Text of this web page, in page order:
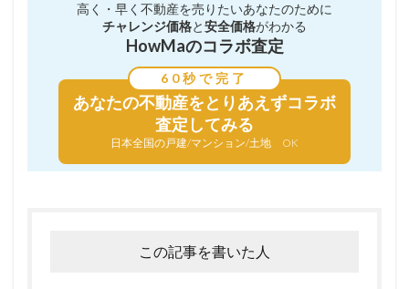
高く・早く不動産を売りたいあなたのために
チャレンジ価格と安全価格がわかる
HowMaのコラボ査定
60秒で完了
あなたの不動産をとりあえずコラボ
査定してみる
日本全国の戸建/マンション/土地 OK
この記事を書いた人